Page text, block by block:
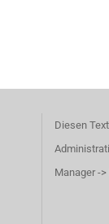
Diesen
Manager -